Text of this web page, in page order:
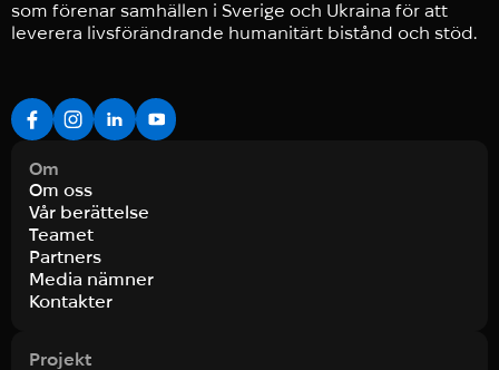
som förenar samhällen i Sverige och Ukraina för att
leverera livsförändrande humanitärt bistånd och stöd.
Om
Om oss
Vår berättelse
Teamet
Partners
Media nämner
Kontakter
Projekt